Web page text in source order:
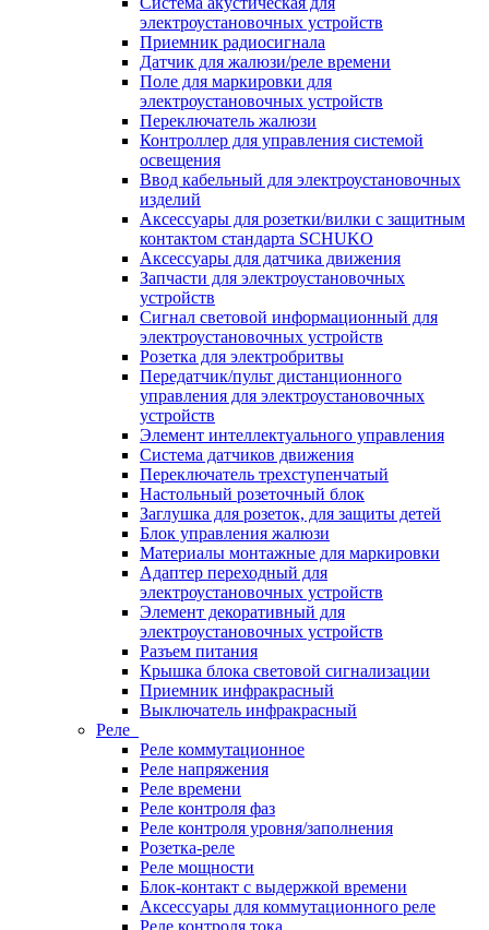
электроустановочных устройств
Приемник радиосигнала
Датчик для жалюзи/реле времени
Поле для маркировки для
электроустановочных устройств
Переключатель жалюзи
Контроллер для управления системой
освещения
Ввод кабельный для электроустановочных
изделий
Аксессуары для розетки/вилки с защитным
контактом стандарта SCHUKO
Аксессуары для датчика движения
Запчасти для электроустановочных
устройств
Сигнал световой информационный для
электроустановочных устройств
Розетка для электробритвы
Передатчик/пульт дистанционного
управления для электроустановочных
устройств
Элемент интеллектуального управления
Система датчиков движения
Переключатель трехступенчатый
Настольный розеточный блок
Заглушка для розеток, для защиты детей
Блок управления жалюзи
Материалы монтажные для маркировки
Адаптер переходный для
электроустановочных устройств
Элемент декоративный для
электроустановочных устройств
Разъем питания
Крышка блока световой сигнализации
Приемник инфракрасный
Выключатель инфракрасный
Реле
Реле коммутационное
Реле напряжения
Реле времени
Реле контроля фаз
Реле контроля уровня/заполнения
Розетка-реле
Реле мощности
Блок-контакт с выдержкой времени
Аксессуары для коммутационного реле
Реле контроля тока